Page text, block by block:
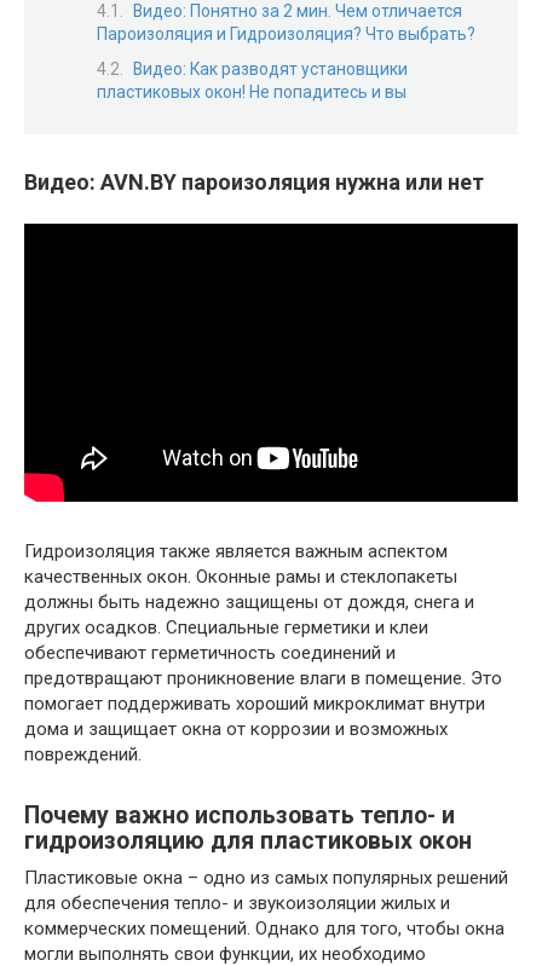
Видео: Понятно за 2 мин. Чем отличается
Пароизоляция и Гидроизоляция? Что выбрать?
Видео: Как разводят установщики
пластиковых окон! Не попадитесь и вы
Видео: AVN.BY пароизоляция нужна или нет
Гидроизоляция также является важным аспектом
качественных окон. Оконные рамы и стеклопакеты
должны быть надежно защищены от дождя, снега и
других осадков. Специальные герметики и клеи
обеспечивают герметичность соединений и
предотвращают проникновение влаги в помещение. Это
помогает поддерживать хороший микроклимат внутри
дома и защищает окна от коррозии и возможных
повреждений.
Почему важно использовать тепло- и
гидроизоляцию для пластиковых окон
Пластиковые окна – одно из самых популярных решений
для обеспечения тепло- и звукоизоляции жилых и
коммерческих помещений. Однако для того, чтобы окна
могли выполнять свои функции, их необходимо